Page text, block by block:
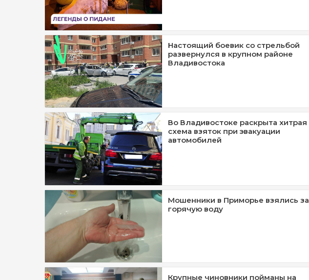
Настоящий боевик со стрельбой
развернулся в крупном районе
Владивостока
Во Владивостоке раскрыта хитрая
схема взяток при эвакуации
автомобилей
Мошенники в Приморье взялись за
горячую воду
Крупные чиновники пойманы на